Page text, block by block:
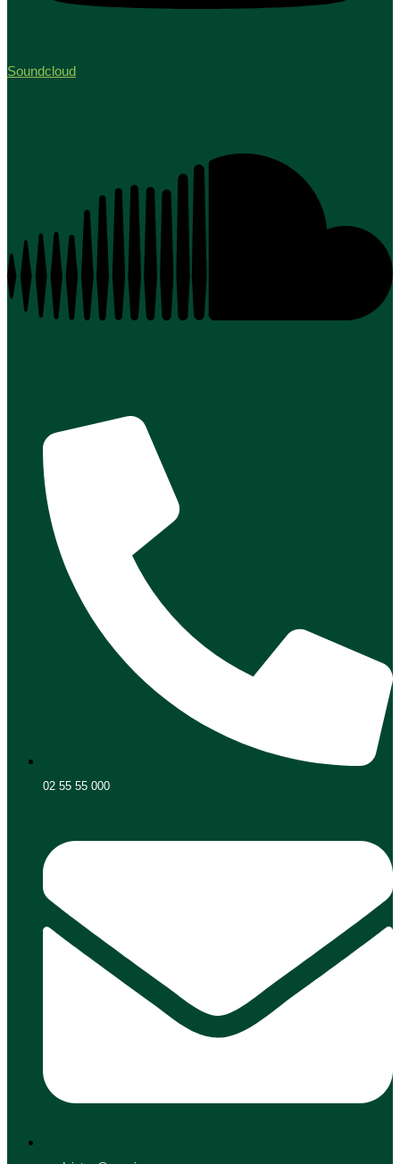
Soundcloud
02 55 55 000